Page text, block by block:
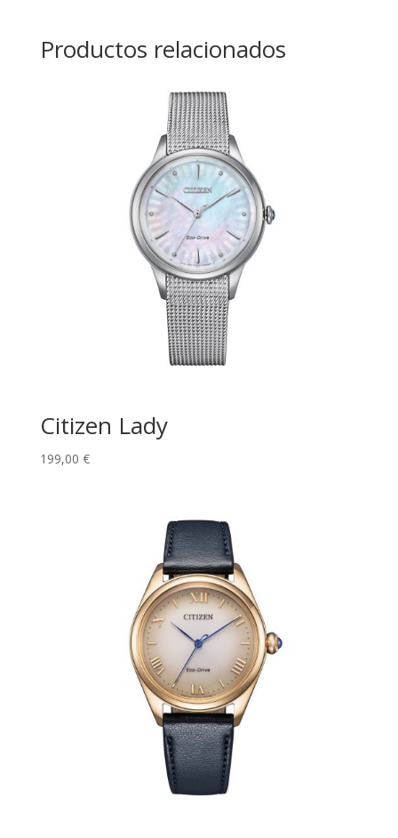
Productos relacionados
Citizen Lady
199,00 €